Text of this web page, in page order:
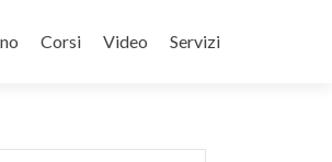
Corsi Video Servizi